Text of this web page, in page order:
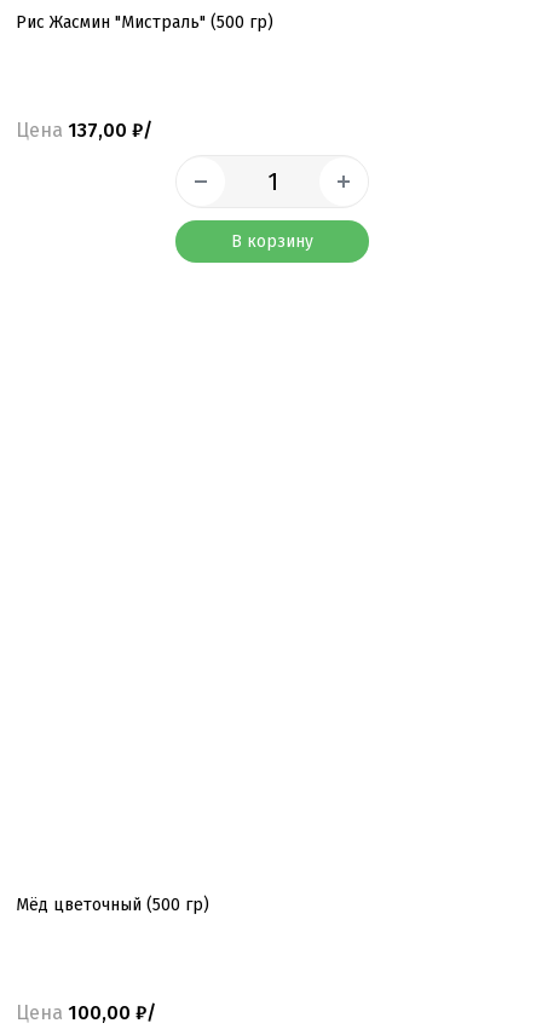
Рис Жасмин "Мистраль" (500 гр)
Цена 137,00 ₽/
В корзину
Мёд цветочный (500 гр)
Цена 100,00 ₽/